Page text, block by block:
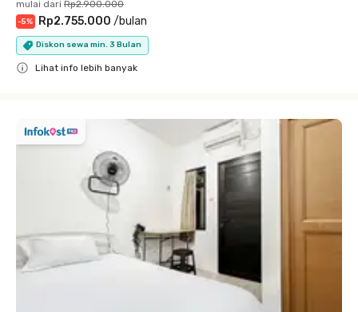
mulai dari Rp2.900.000
-5% Rp2.755.000 /bulan
Diskon sewa min. 3 Bulan
Lihat info lebih banyak